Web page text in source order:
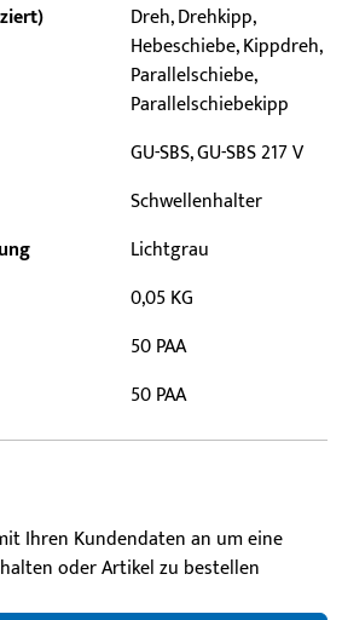
Dreh, Drehkipp,
Hebeschiebe, Kippdreh,
Parallelschiebe,
Parallelschiebekipp
GU-SBS, GU-SBS 217 V
Schwellenhalter
Lichtgrau
0,05 KG
50 PAA
50 PAA
Ihren Kundendaten an um eine
oder Artikel zu bestellen